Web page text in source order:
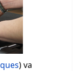
) va